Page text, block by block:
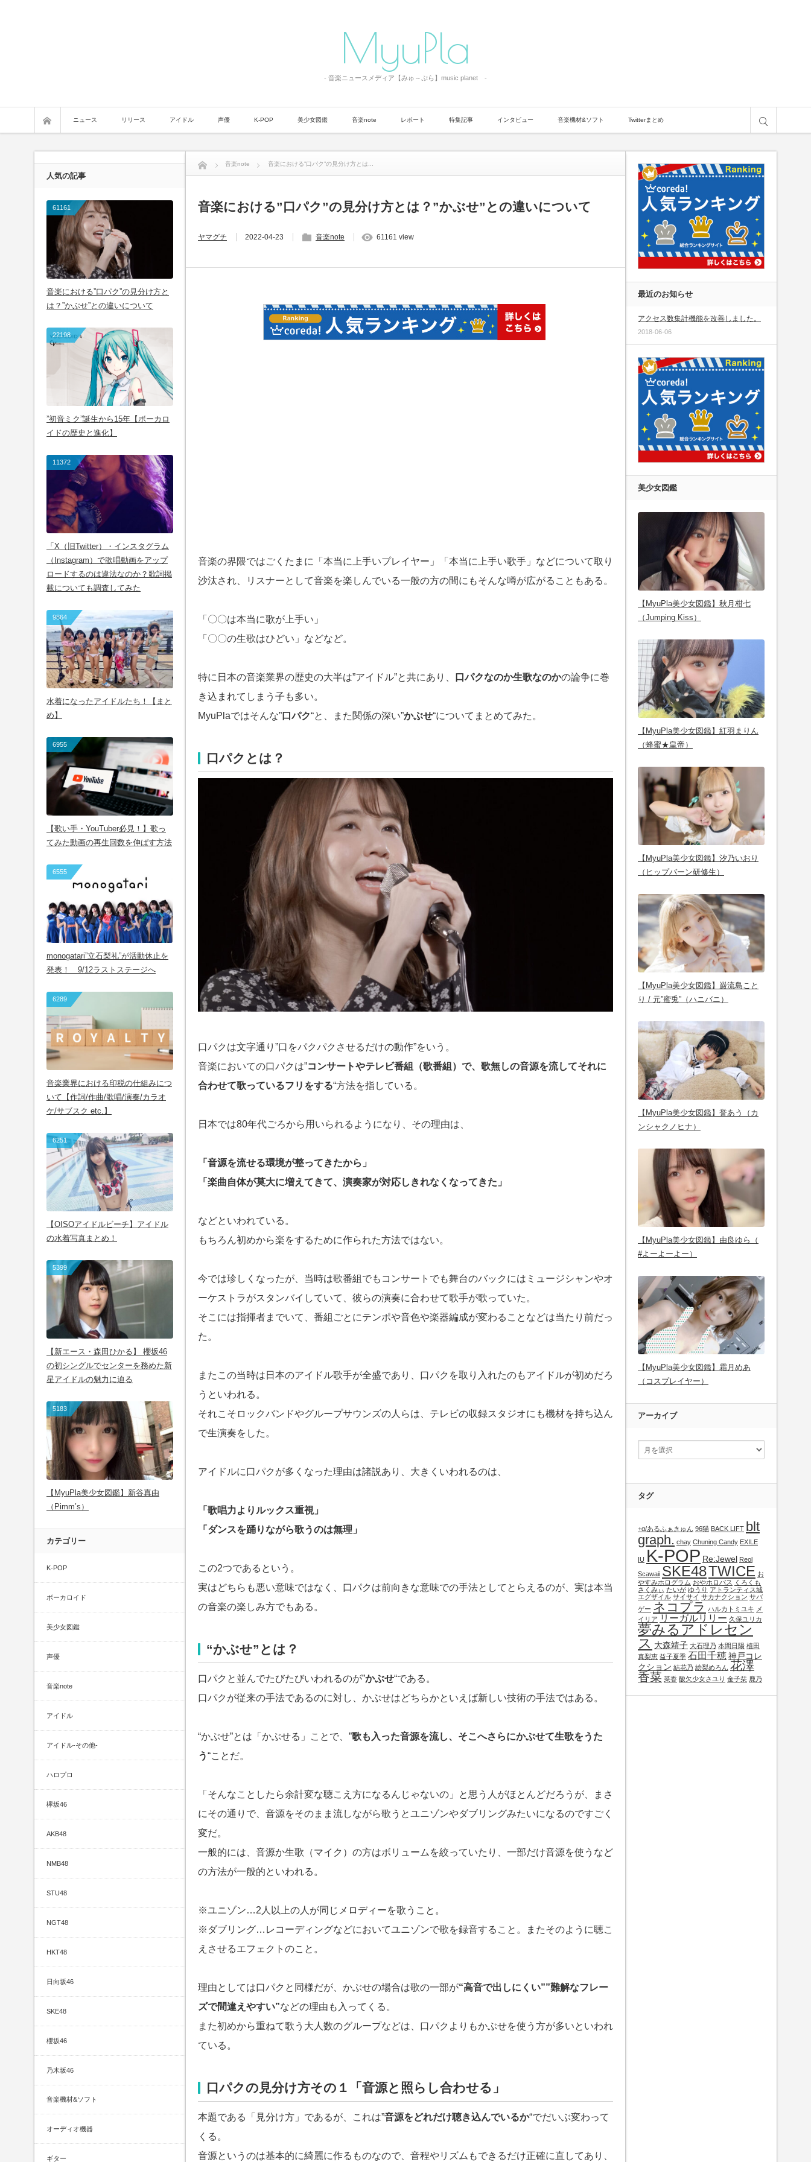
MyuPla
- 音楽ニュースメディア【みゅ～ぷら】music planet -
ニュース リリース アイドル 声優 K-POP 美少女図鑑 音楽note レポート 特集記事 インタビュー 音楽機材&ソフト Twitterまとめ
音楽note 音楽における”口パク”の見分け方とは...
音楽における”口パク”の見分け方とは？”かぶせ”との違いについて
ヤマグチ 2022-04-23 音楽note 61161 view
音楽の界隈ではごくたまに「本当に上手いプレイヤー」「本当に上手い歌手」などについて取り
沙汰され、リスナーとして音楽を楽しんでいる一般の方の間にもそんな噂が広がることもある。
「〇〇は本当に歌が上手い」
「〇〇の生歌はひどい」などなど。
特に日本の音楽業界の歴史の大半は”アイドル”と共にあり、 口パクなのか生歌なのかの論争に巻
き込まれてしまう子も多い。
MyuPlaではそんな”口パク“と、また関係の深い”かぶせ“についてまとめてみた。
口パクとは？
口パクは文字通り”口をパクパクさせるだけの動作”をいう。
音楽においての口パクは”コンサートやテレビ番組（歌番組）で、歌無しの音源を流してそれに
合わせて歌っているフリをする“方法を指している。
日本では80年代ごろから用いられるようになり、その理由は、
「音源を流せる環境が整ってきたから」
「楽曲自体が莫大に増えてきて、演奏家が対応しきれなくなってきた」
などといわれている。
もちろん初めから楽をするために作られた方法ではない。
今では珍しくなったが、当時は歌番組でもコンサートでも舞台のバックにはミュージシャンやオ
ーケストラがスタンバイしていて、彼らの演奏に合わせて歌手が歌っていた。
そこには指揮者までいて、番組ごとにテンポや音色や楽器編成が変わることなどは当たり前だっ
た。
またこの当時は日本のアイドル歌手が全盛であり、口パクを取り入れたのもアイドルが初めだろ
うといわれる。
それこそロックバンドやグループサウンズの人らは、テレビの収録スタジオにも機材を持ち込ん
で生演奏をした。
アイドルに口パクが多くなった理由は諸説あり、大きくいわれるのは、
「歌唱力よりルックス重視」
「ダンスを踊りながら歌うのは無理」
この2つであるという。
実はどちらも悪い意味ではなく、口パクは前向きな意味での手法としてとらえるのが、実は本当
の音楽の楽しみ方でもある。
“かぶせ”とは？
口パクと並んでたびたびいわれるのが”かぶせ“である。
口パクが従来の手法であるのに対し、かぶせはどちらかといえば新しい技術の手法ではある。
“かぶせ”とは「かぶせる」ことで、”歌も入った音源を流し、そこへさらにかぶせて生歌をうた
う“ことだ。
「そんなことしたら余計変な聴こえ方になるんじゃないの」と思う人がほとんどだろうが、まさ
にその通りで、音源をそのまま流しながら歌うとユニゾンやダブリングみたいになるのですごく
変だ。
一般的には、音源か生歌（マイク）の方はボリュームを絞っていたり、一部だけ音源を使うなど
の方法が一般的といわれる。
※ユニゾン…2人以上の人が同じメロディーを歌うこと。
※ダブリング…レコーディングなどにおいてユニゾンで歌を録音すること。またそのように聴こ
えさせるエフェクトのこと。
理由としては口パクと同様だが、かぶせの場合は歌の一部が“高音で出しにくい””難解なフレー
ズで間違えやすい”などの理由も入ってくる。
また初めから重ねて歌う大人数のグループなどは、口パクよりもかぶせを使う方が多いといわれ
ている。
口パクの見分け方その１「音源と照らし合わせる」
本題である「見分け方」であるが、これは”音源をどれだけ聴き込んでいるか“でだいぶ変わって
くる。
音源というのは基本的に綺麗に作るものなので、音程やリズムもできるだけ正確に直してあり、
人気の記事
61161
音楽における”口パク”の見分け方と
は？”かぶせ”との違いについて
22198
”初音ミク”誕生から15年【ボーカロ
イドの歴史と進化】
11372
「X（旧Twitter）・インスタグラム
（Instagram）で歌唱動画をアップ
ロードするのは違法なのか？歌詞掲
載についても調査してみた
9864
水着になったアイドルたち！【まと
め】
6955
【歌い手・YouTuber必見！】歌っ
てみた動画の再生回数を伸ばす方法
6555
monogatari”立石梨礼”が活動休止を
発表！ 9/12ラストステージへ
6289
音楽業界における印税の仕組みにつ
いて【作詞/作曲/歌唱/演奏/カラオ
ケ/サブスク etc.】
6251
【OISOアイドルビーチ】アイドル
の水着写真まとめ！
5399
【新エース・森田ひかる】 櫻坂46
の初シングルでセンターを務めた新
星アイドルの魅力に迫る
5183
【MyuPla美少女図鑑】新谷真由
（Pimm’s）
カテゴリー
K-POP
ボーカロイド
美少女図鑑
声優
音楽note
アイドル
アイドル-その他-
ハロプロ
欅坂46
AKB48
NMB48
STU48
NGT48
HKT48
日向坂46
SKE48
櫻坂46
乃木坂46
音楽機材&ソフト
オーディオ機器
ギター
最近のお知らせ
アクセス数集計機能を改善しました。
2018-06-06
美少女図鑑
【MyuPla美少女図鑑】秋月柑七
（Jumping Kiss）
【MyuPla美少女図鑑】紅羽まりん
（蜂蜜★皇帝）
【MyuPla美少女図鑑】汐乃いおり
（ヒップバーン研修生）
【MyuPla美少女図鑑】巌流島こと
り / 元”蜜兎”（ハニバニ）
【MyuPla美少女図鑑】誉あう（カ
ンシャクノヒナ）
【MyuPla美少女図鑑】由良ゆら（
#よーよーよー）
【MyuPla美少女図鑑】霜月めあ
（コスプレイヤー）
アーカイブ
タグ
+α/あるふぁきゅん 96猫 BACK LIFT blt
graph. chay Chuning Candy EXILE
IU K-POP Re:Jewel Reol
Scawaii SKE48TWICE お
やすみホログラム おやホロバス
くろくも
さくみぃ たいが ゆうり アトランティス城
エグザイル サイサイ サカナクション サバ
ゲー ネコプラ ハルカトミユキ メ
イリア リーガルリリー 久保ユリカ
夢みるアドレセン
ス 大森靖子 大石理乃 本間日陽 植田
真梨恵 益子夏季 石田千穂神戸コレ
クション 結花乃 絵梨めろん 花澤
香菜 菜香 酸欠少女さユり 金子栞 鹿乃